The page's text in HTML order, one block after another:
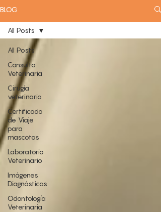
BLOG
All Posts
Consulta
Veterinaria
Cirugía
veterinaria
Certificado
de Viaje
para
mascotas
Laboratorio
Veterinario
Imágenes
Diagnósticas
Odontología
Veterinaria
All Posts